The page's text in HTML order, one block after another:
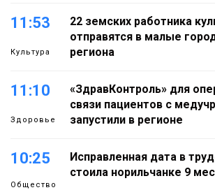
11:53
Культура
22 земских работника
отправятся в малые
региона
11:10
Здоровье
«ЗдравКонтроль» для
связи пациентов с
запустили в регионе
10:25
Общество
Исправленная дата в
стоила норильчанке 9